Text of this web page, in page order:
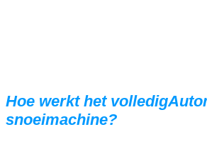
Hoe werkt het volledig
snoeimachine?